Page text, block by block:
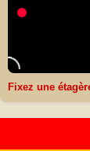
Fixez une